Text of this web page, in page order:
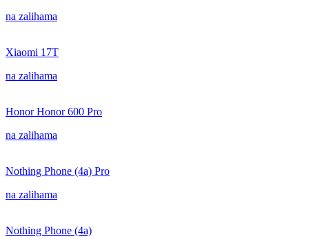
na zalihama
Xiaomi 17T
na zalihama
Honor Honor 600 Pro
na zalihama
Nothing Phone (4a) Pro
na zalihama
Nothing Phone (4a)